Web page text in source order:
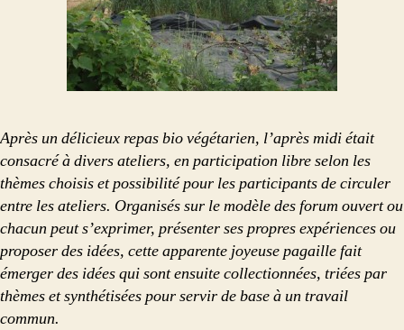
Après un délicieux repas bio végétarien, l’après midi était
consacré à divers ateliers, en participation libre selon les
thèmes choisis et possibilité pour les participants de circuler
entre les ateliers. Organisés sur le modèle des forum ouvert ou
chacun peut s’exprimer, présenter ses propres expériences ou
proposer des idées, cette apparente joyeuse pagaille fait
émerger des idées qui sont ensuite collectionnées, triées par
thèmes et synthétisées pour servir de base à un travail
commun.